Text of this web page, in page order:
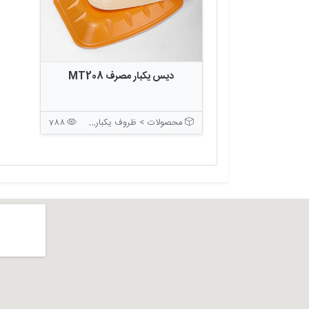
دیس یکبار مصرف MT208
محصولات > ظروف یکبار مصرف > ظروف بسته بندی بدون درب 788